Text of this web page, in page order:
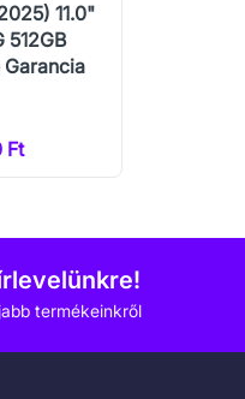
11.0"
512GB
Ft
termékeinkről